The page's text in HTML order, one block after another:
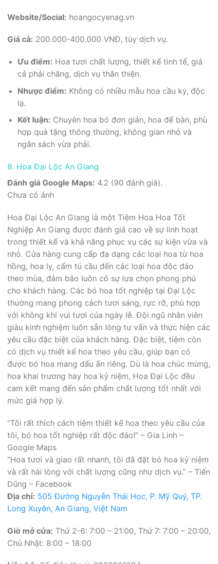
Website/Social: hoangocyenag.vn
Giá cả: 200.000-400.000 VNĐ, tùy dịch vụ.
Ưu điểm: Hoa tươi chất lượng, thiết kế tinh tế, giá
cả phải chăng, dịch vụ thân thiện.
Nhược điểm: Không có nhiều mẫu hoa cầu kỳ, độc
lạ.
Kết luận: Chuyên hoa bó đơn giản, hoa để bàn, phù
hợp quà tặng thông thường, không gian nhỏ và
ngân sách vừa phải.
8. Hoa Đại Lộc An Giang
Đánh giá Google Maps: 4.2 (90 đánh giá).
Chưa có ảnh
Hoa Đại Lộc An Giang là một Tiệm Hoa Hoa Tốt
Nghiệp An Giang được đánh giá cao về sự linh hoạt
trong thiết kế và khả năng phục vụ các sự kiện vừa và
nhỏ. Cửa hàng cung cấp đa dạng các loại hoa từ hoa
hồng, hoa ly, cẩm tú cầu đến các loại hoa độc đáo
theo mùa, đảm bảo luôn có sự lựa chọn phong phú
cho khách hàng. Các bó hoa tốt nghiệp tại Đại Lộc
thường mang phong cách tươi sáng, rực rỡ, phù hợp
với không khí vui tươi của ngày lễ. Đội ngũ nhân viên
giàu kinh nghiệm luôn sẵn lòng tư vấn và thực hiện các
yêu cầu đặc biệt của khách hàng. Đặc biệt, tiệm còn
có dịch vụ thiết kế hoa theo yêu cầu, giúp bạn có
được bó hoa mang dấu ấn riêng. Dù là hoa chúc mừng,
hoa khai trương hay hoa kỷ niệm, Hoa Đại Lộc đều
cam kết mang đến sản phẩm chất lượng tốt nhất với
mức giá hợp lý.
“Tôi rất thích cách tiệm thiết kế hoa theo yêu cầu của
tôi, bó hoa tốt nghiệp rất độc đáo!” – Gia Linh –
Google Maps
“Hoa tươi và giao rất nhanh, tôi đã đặt bó hoa kỷ niệm
và rất hài lòng với chất lượng cũng như dịch vụ.” – Tiến
Dũng – Facebook
Địa chỉ: 505 Đường Nguyễn Thái Học, P. Mỹ Quý, TP.
Long Xuyên, An Giang, Việt Nam
Giờ mở cửa: Thứ 2-6: 7:00 – 21:00, Thứ 7: 7:00 – 20:00,
Chủ Nhật: 8:00 – 18:00